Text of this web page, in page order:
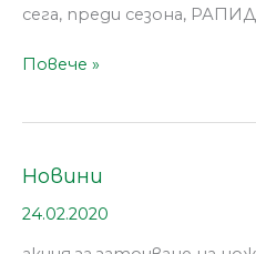
сега, преди сезона,
Повече »
Новини
24.02.2020
Новини